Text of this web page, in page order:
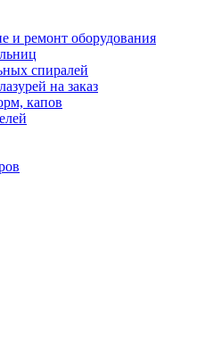
и ремонт оборудования
спиралей
на заказ
капов